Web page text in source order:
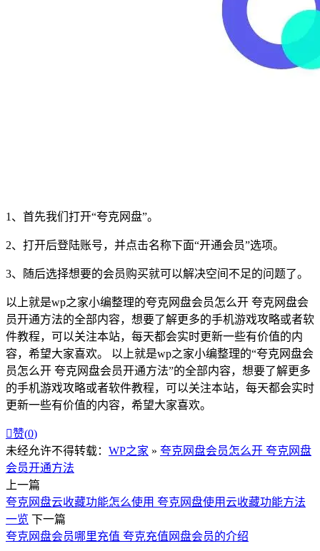
1、首先我们打开“夸克网盘”。
2、打开后登陆账号，并点击名称下面“开通会员”选项。
3、随后选择想要的会员购买就可以解决空间不足的问题了。
以上就是wp之家小编整理的夸克网盘会员怎么开 夸克网盘会
员开通方法的全部内容，想要了解更多的手机游戏攻略或者软
件教程，可以关注本站，每天都会实时更新一些有价值的内
容，希望大家喜欢。 以上就是wp之家小编整理的“夸克网盘会
员怎么开 夸克网盘会员开通方法”的全部内容，想要了解更多
的手机游戏攻略或者软件教程，可以关注本站，每天都会实时
更新一些有价值的内容，希望大家喜欢。
赞(0)
未经允许不得转载： WP之家 » 夸克网盘会员怎么开 夸克网盘
会员开通方法
上一篇
夸克网盘云收藏功能怎么使用 夸克网盘使用云收藏功能方法
一览 下一篇
夸克网盘会员哪里充值 夸克充值网盘会员的介绍